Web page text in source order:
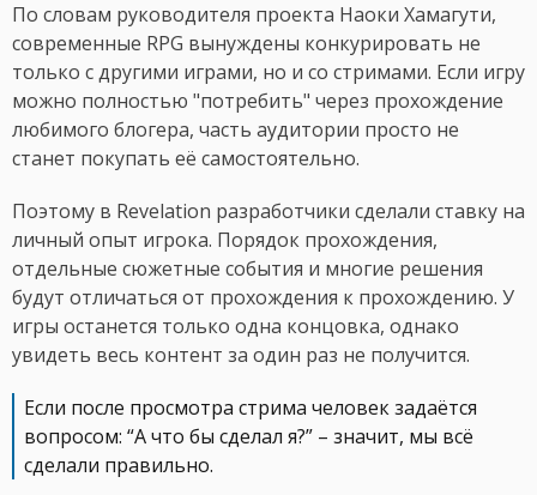
По словам руководителя проекта Наоки Хамагути,
современные RPG вынуждены конкурировать не
только с другими играми, но и со стримами. Если игру
можно полностью "потребить" через прохождение
любимого блогера, часть аудитории просто не
станет покупать её самостоятельно.
Поэтому в Revelation разработчики сделали ставку на
личный опыт игрока. Порядок прохождения,
отдельные сюжетные события и многие решения
будут отличаться от прохождения к прохождению. У
игры останется только одна концовка, однако
увидеть весь контент за один раз не получится.
Если после просмотра стрима человек задаётся
вопросом: “А что бы сделал я?” – значит, мы всё
сделали правильно.